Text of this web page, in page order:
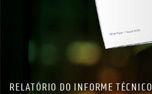
RELATÓRIO DO INFORME TÉCNICO